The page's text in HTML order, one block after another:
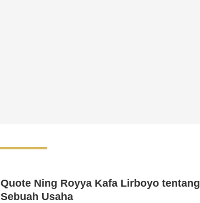
Quote Ning Royya Kafa Lirboyo tentang
Sebuah Usaha